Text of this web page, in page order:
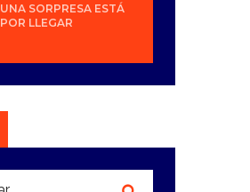
UNA SORPRESA ESTÁ
POR LLEGAR